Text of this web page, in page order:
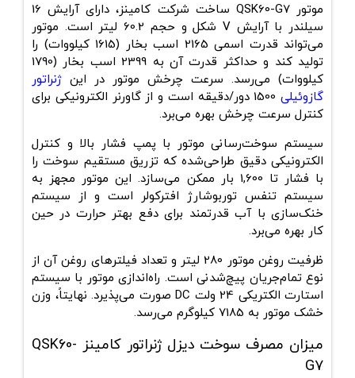
موتورQSK60-G7 ساخت شرکت کامینز، دارای آرایش 16
سیلندر با آرایش V شکل
و حجم 60.2 لیتر
است. موتور
می‌تواند قدرت اسمی 2165 اسب بخار (1615 کیلووات) را
تولید کند و حداکثر قدرت آن به 2399 اسب بخار (1790
کیلووات) می‌رسد. سرعت چرخش موتور در این ژنراتور
گازوئیلی
1500 دور/دقیقه است و از گاورنر الکترونیکی برای
کنترل سرعت چرخش بهره می‌برد.
سیستم سوخت‌رسانی موتور با پمپ فشار بالا و کنترل
الکترونیکی دقیق طراحی‌شده که تزریق مستقیم سوخت را
با فشار تا 1,600 بار
ممکن می‌سازد. این موتور مجهز به
سیستم تنفس توربوشارژ افترکولر است و از سیستم
خنک‌‌سازی با آب قدرتمند برای دفع بهتر حرارت در حین
کار بهره می‌برد.
ظرفیت روغن موتور 280 لیتر
و تعداد فیلترهای روغن آن از
نوعتمام‌جریان پیچ‌شدنیاست. راه‌اندازی موتور با سیستم
استارت الکتریکی 24 ولت DC صورت می‌پذیرد. نهایتاً، وزن
خشک موتور به 7185 کیلوگرم می‌رسد.
میزان مصرف سوخت دیزل ژنراتور کامینز QSK60-
G7